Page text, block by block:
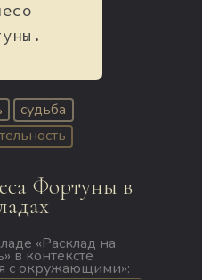
судьба
Фортуны в
«Расклад на
в контексте
с окружающими»: